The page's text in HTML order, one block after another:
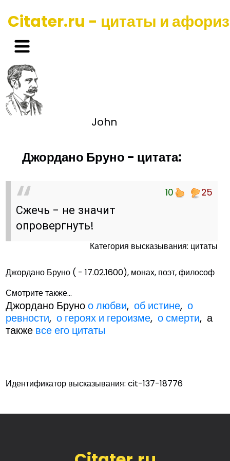
Citater.ru - цитаты и
John
Джордано Бруно - цитата:
10 25
Сжечь - не значит
опровергнуть!
Категория высказывания: цитаты
Джордано Бруно ( - 17.02.1600), монах, поэт, философ
Смотрите также...
Джордано Бруноо любви,об истине,о
ревности,о героях и героизме,о смерти, а
также все его цитаты
Идентификатор высказывания: cit-137-18776